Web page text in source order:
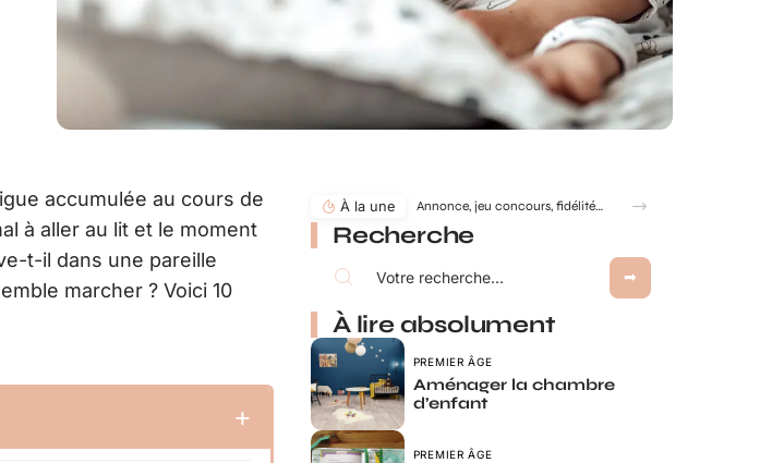
accumulée au cours de
à aller au lit et le moment
t-il dans une pareille
marcher ? Voici 10
À la une Annonce, jeu concours, fidélité… comment utiliser le jeu à gratter personnalisé ?
Recherche
À lire absolument
PREMIER ÂGE
Aménager la chambre
d’enfant
PREMIER ÂGE